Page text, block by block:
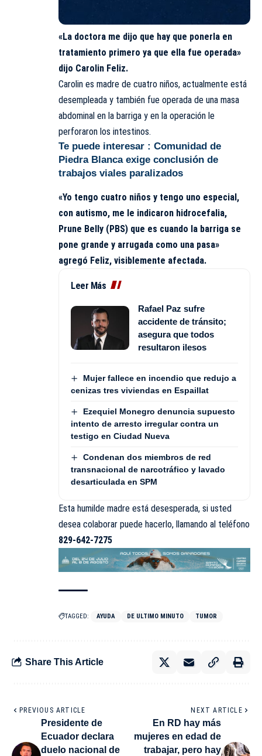
«La doctora me dijo que hay que ponerla en
tratamiento primero ya que ella fue operada»
dijo Carolin Feliz.
Carolin es madre de cuatro niños, actualmente está
desempleada y también fue operada de una masa
abdominal en la barriga y en la operación le
perforaron los intestinos.
Te puede interesar : Comunidad de
Piedra Blanca exige conclusión de
trabajos viales paralizados
«Yo tengo cuatro niños y tengo uno especial,
con autismo, me le indicaron hidrocefalia,
Prune Belly (PBS) que es cuando la barriga se
pone grande y arrugada como una pasa»
agregó Feliz, visiblemente afectada.
Leer Más
Rafael Paz sufre
accidente de tránsito;
asegura que todos
resultaron ilesos
Mujer fallece en incendio que redujo a
cenizas tres viviendas en Espaillat
Ezequiel Monegro denuncia supuesto
intento de arresto irregular contra un
testigo en Ciudad Nueva
Condenan dos miembros de red
transnacional de narcotráfico y lavado
desarticulada en SPM
Esta humilde madre está desesperada, si usted
desea colaborar puede hacerlo, llamando al teléfono
829-642-7275
TAGGED: AYUDA DE ULTIMO MINUTO TUMOR
Share This Article
PREVIOUS ARTICLE
Presidente de
Ecuador declara
duelo nacional de
NEXT ARTICLE
En RD hay más
mujeres en edad de
trabajar, pero hay